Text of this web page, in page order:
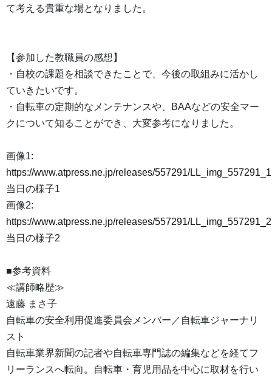
て考える貴重な場となりました。
【参加した教職員の感想】
・自校の課題を相談できたことで、今後の取組みに活かし
ていきたいです。
・自転車の定期的なメンテナンスや、BAAなどの安全マー
クについて知ることができ、大変参考になりました。
画像1:
https://www.atpress.ne.jp/releases/557291/
当日の様子1
画像2:
https://www.atpress.ne.jp/releases/557291/
当日の様子2
■参考資料
≪講師略歴≫
遠藤 まさ子
自転車の安全利用促進委員会メンバー／自転車ジャーナリ
スト
自転車業界新聞の記者や自転車専門誌の編集などを経てフ
リーランスへ転向。自転車・育児用品を中心に取材を行い